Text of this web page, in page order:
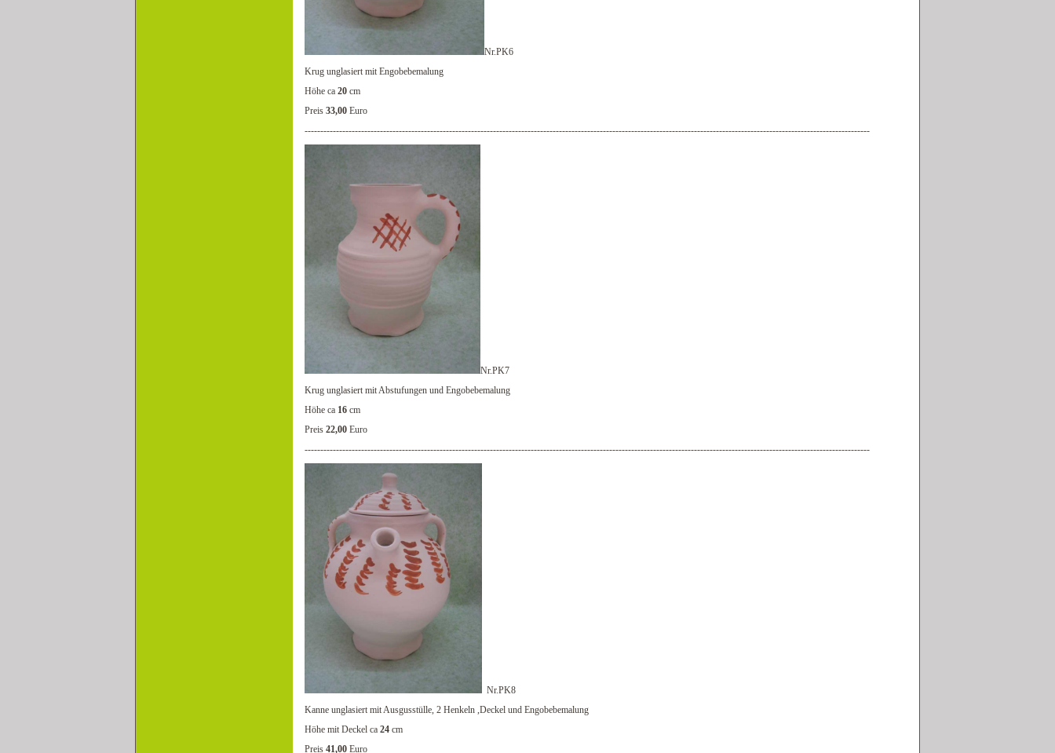
Nr.PK6
Krug unglasiert mit Engobebemalung
Höhe ca 20 cm
Preis 33,00 Euro
------------------------------------------------------------------------------------------------------------------------------------------------------------------------------------
Nr.PK7
Krug unglasiert mit Abstufungen und Engobebemalung
Höhe ca 16 cm
Preis 22,00 Euro
------------------------------------------------------------------------------------------------------------------------------------------------------------------------------------
Nr.PK8
Kanne unglasiert mit Ausgusstülle, 2 Henkeln ,Deckel und Engobebemalung
Höhe mit Deckel ca 24 cm
Preis 41,00 Euro